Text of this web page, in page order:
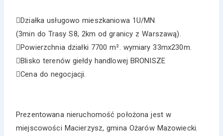
Działka usługowo mieszkaniowa 1U/MN
(3min do Trasy S8, 2km od granicy z Warszawą).
Powierzchnia działki 7700 m². wymiary 33mx230m.
Blisko terenów giełdy handlowej BRONISZE
Cena do negocjacji.
Prezentowana nieruchomość położona jest w
miejscowości Macierzysz, gmina Ożarów Mazowiecki.